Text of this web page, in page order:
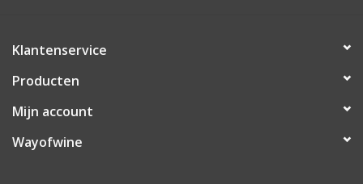
Klantenservice
Producten
Mijn account
Wayofwine